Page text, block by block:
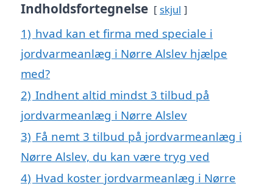
Indholdsfortegnelse skjul
1) hvad kan et firma med speciale i
jordvarmeanlæg i Nørre Alslev hjælpe
med?
2) Indhent altid mindst 3 tilbud på
jordvarmeanlæg i Nørre Alslev
3) Få nemt 3 tilbud på jordvarmeanlæg i
Nørre Alslev, du kan være tryg ved
4) Hvad koster jordvarmeanlæg i Nørre